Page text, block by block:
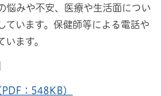
悩みや不安、医療や生活面につい
ています。保健師等による電話や
います。
：548KB）